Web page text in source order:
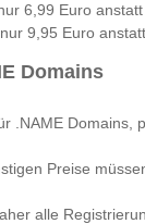
6,99 Euro
9,95 Euro
Domains
.NAME Domains,
Preise
alle